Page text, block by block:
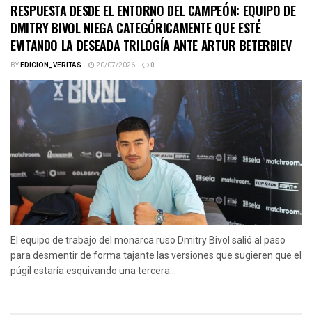
RESPUESTA DESDE EL ENTORNO DEL CAMPEÓN: EQUIPO DE
DMITRY BIVOL NIEGA CATEGÓRICAMENTE QUE ESTÉ
EVITANDO LA DESEADA TRILOGÍA ANTE ARTUR BETERBIEV
BYEDICION_VERITAS 20/07/2026 0
El equipo de trabajo del monarca ruso Dmitry Bivol salió al paso
para desmentir de forma tajante las versiones que sugieren que el
púgil estaría esquivando una tercera...